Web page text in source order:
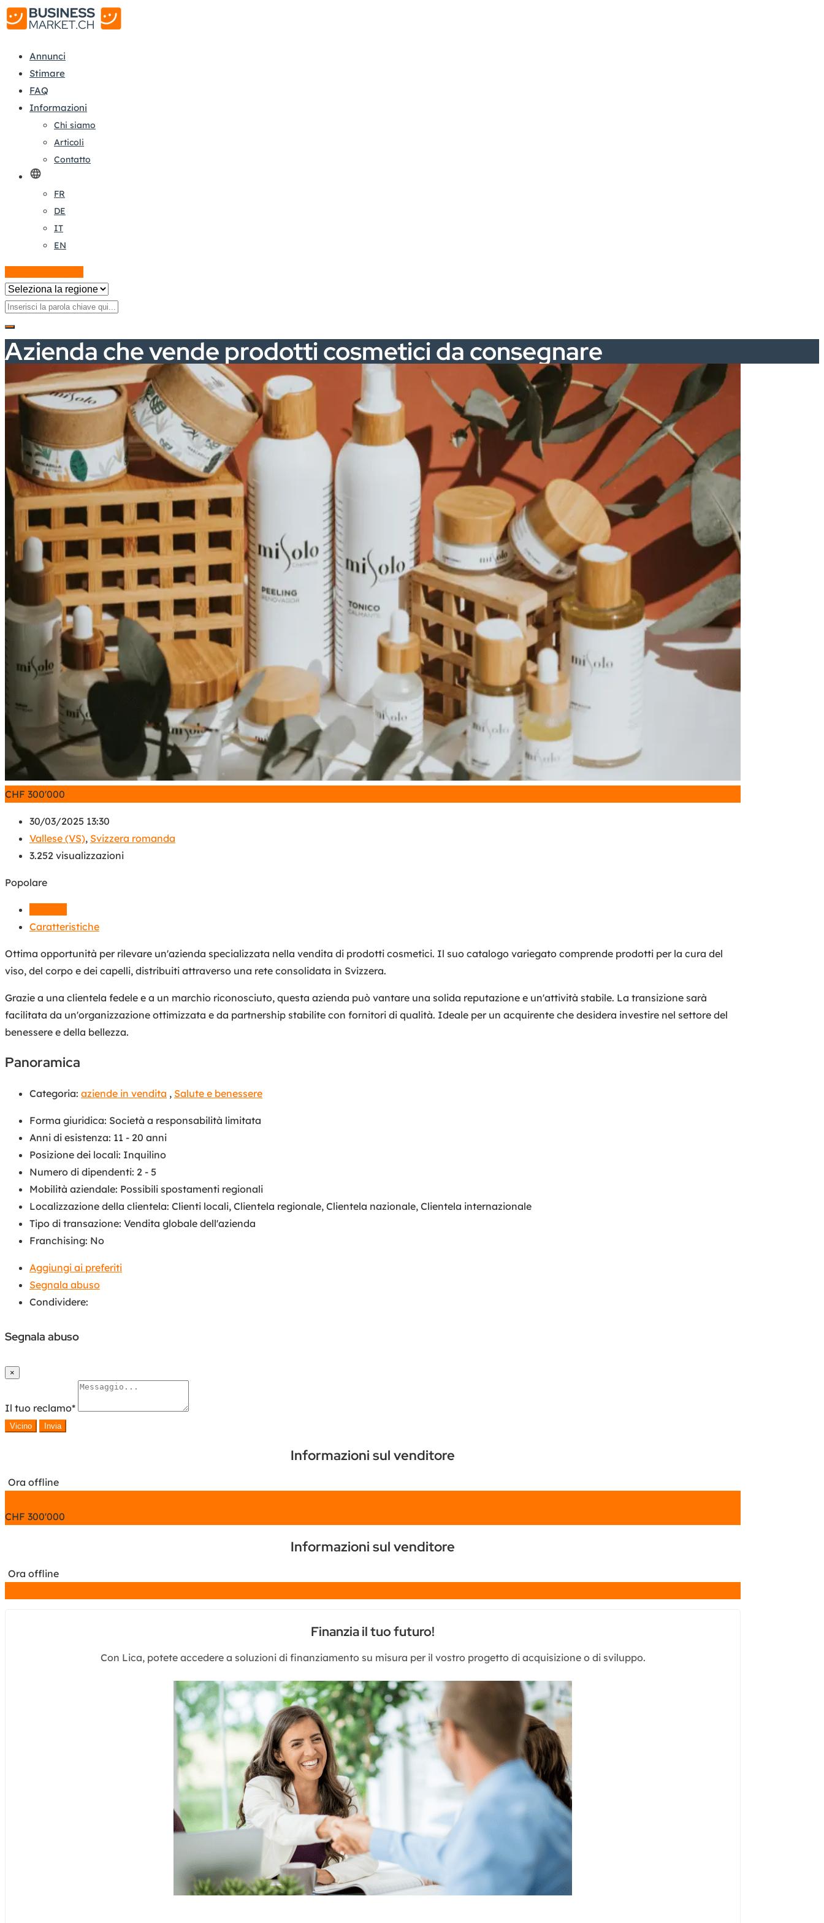
Annunci
Stimare
FAQ
Informazioni
Chi siamo
Articoli
Contatto
FR
DE
IT
EN
Azienda che vende prodotti cosmetici da consegnare
CHF 300'000
30/03/2025 13:30
Vallese (VS), Svizzera romanda
3.252 visualizzazioni
Popolare
Caratteristiche
Ottima opportunità per rilevare un'azienda specializzata nella vendita di prodotti cosmetici. Il suo catalogo variegato comprende prodotti per la cura del
viso, del corpo e dei capelli, distribuiti attraverso una rete consolidata in Svizzera.
Grazie a una clientela fedele e a un marchio riconosciuto, questa azienda può vantare una solida reputazione e un'attività stabile. La transizione sarà
facilitata da un'organizzazione ottimizzata e da partnership stabilite con fornitori di qualità. Ideale per un acquirente che desidera investire nel settore del
benessere e della bellezza.
Panoramica
Categoria: aziende in vendita , Salute e benessere
Forma giuridica: Società a responsabilità limitata
Anni di esistenza: 11 - 20 anni
Posizione dei locali: Inquilino
Numero di dipendenti: 2 - 5
Mobilità aziendale: Possibili spostamenti regionali
Localizzazione della clientela: Clienti locali, Clientela regionale, Clientela nazionale, Clientela internazionale
Tipo di transazione: Vendita globale dell'azienda
Franchising: No
Aggiungi ai preferiti
Segnala abuso
Condividere:
Segnala abuso
×
Il tuo reclamo*
Vicino Invia
Informazioni sul venditore
Ora offline
CHF 300'000
Informazioni sul venditore
Ora offline
Finanzia il tuo futuro!
Con Lica, potete accedere a soluzioni di finanziamento su misura per il vostro progetto di acquisizione o di sviluppo.